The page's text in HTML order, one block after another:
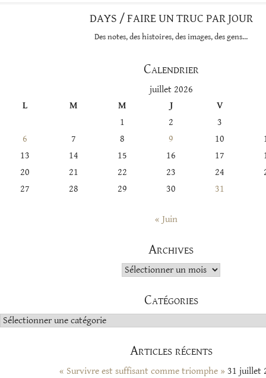
DAYS / FAIRE UN TRUC PAR JOUR
Des notes, des histoires, des images, des gens…
Calendrier
juillet 2026
L
M M J
V
1
2
3
6
7 8 9 10
13
14 15 16 17
20
21 22 23 24
27
28 29 30 31
« Juin
Archives
Archives
Catégories
Catégories
Articles récents
« Survivre est suffisant comme triomphe » 31 juillet